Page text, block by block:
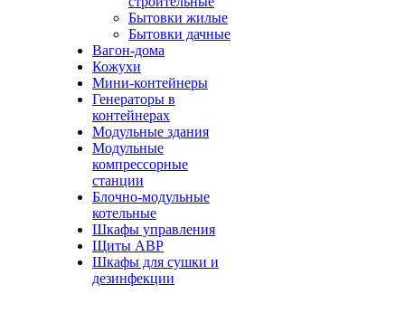
Бытовки жилые
Бытовки дачные
Вагон-дома
Кожухи
Мини-контейнеры
Генераторы в
контейнерах
Модульные здания
Модульные
компрессорные
станции
Блочно-модульные
котельные
Шкафы управления
Щиты АВР
Шкафы для сушки и
дезинфекции